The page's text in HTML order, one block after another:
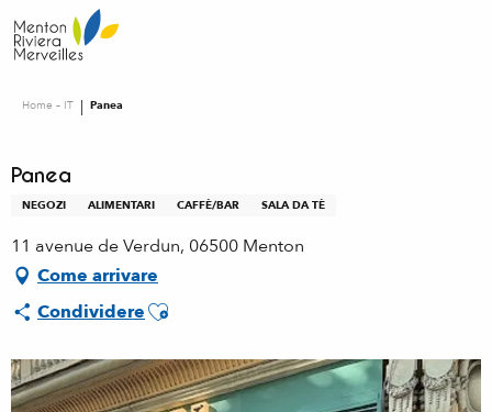
au
contenu
Home – IT Panea
Panea
NEGOZI ALIMENTARI CAFFÈ/BAR SALA DA TÈ
11 avenue de Verdun, 06500 Menton
Come arrivare
CondividereAjouter aux favoris